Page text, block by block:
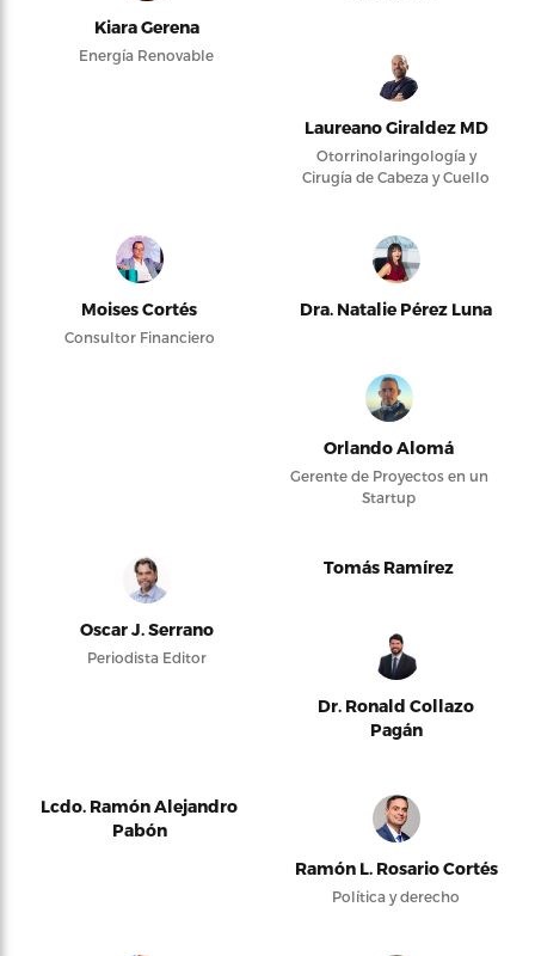
Kiara Gerena
Energía Renovable
Laureano Giraldez MD
Otorrinolaringología y
Cirugía de Cabeza y Cuello
Moises Cortés
Consultor Financiero
Dra. Natalie Pérez Luna
Orlando Alomá
Gerente de Proyectos en un
Startup
Oscar J. Serrano
Periodista Editor
Tomás Ramírez
Dr. Ronald Collazo
Pagán
Lcdo. Ramón Alejandro
Pabón
Ramón L. Rosario Cortés
Política y derecho